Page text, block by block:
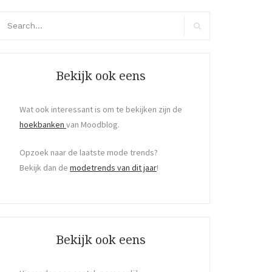
Bekijk ook eens
Wat ook interessant is om te bekijken zijn de
hoekbanken van Moodblog.
Opzoek naar de laatste mode trends?
Bekijk dan de modetrends van dit jaar!
Bekijk ook eens